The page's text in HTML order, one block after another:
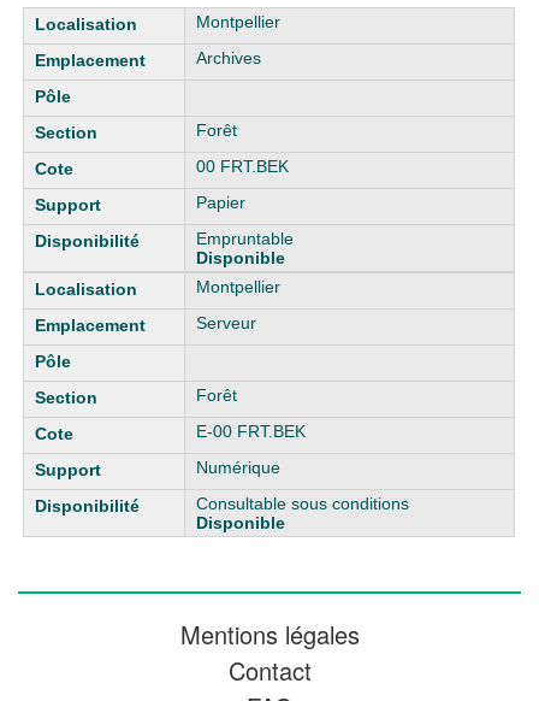
Liste des exemplaires
Montpellier
Archives
Forêt
00 FRT.BEK
Papier
Empruntable
Disponible
Montpellier
Serveur
Forêt
E-00 FRT.BEK
Numérique
Consultable sous conditions
Disponible
Mentions légales
Contact